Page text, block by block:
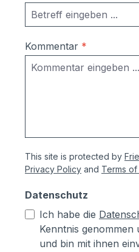
Kommentar *
This site is protected by
Privacy Policy and Terms of
Datenschutz
Ich habe die
Kenntnis genommen
und bin mit ihnen